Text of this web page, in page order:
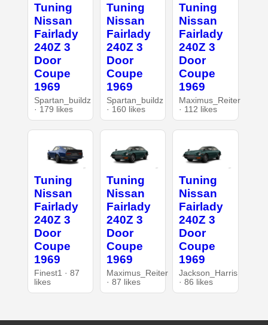
Tuning
Nissan
Fairlady
240Z 3
Door
Coupe
1969
Spartan_buildz
· 179 likes
Tuning
Nissan
Fairlady
240Z 3
Door
Coupe
1969
Spartan_buildz
· 160 likes
Tuning
Nissan
Fairlady
240Z 3
Door
Coupe
1969
Maximus_Reiter
· 112 likes
Tuning
Nissan
Fairlady
240Z 3
Door
Coupe
1969
Finest1 · 87
likes
Tuning
Nissan
Fairlady
240Z 3
Door
Coupe
1969
Maximus_Reiter
· 87 likes
Tuning
Nissan
Fairlady
240Z 3
Door
Coupe
1969
Jackson_Harris
· 86 likes